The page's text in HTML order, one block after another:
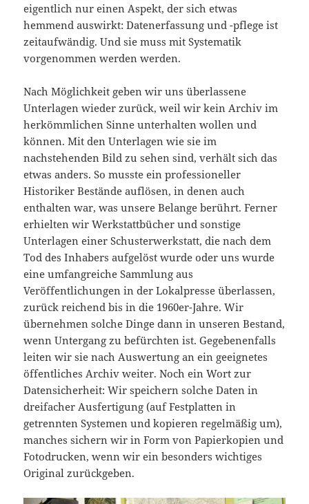
eigentlich nur einen Aspekt, der sich etwas
hemmend auswirkt: Datenerfassung und -pflege ist
zeitaufwändig. Und sie muss mit Systematik
vorgenommen werden werden.
Nach Möglichkeit geben wir uns überlassene
Unterlagen wieder zurück, weil wir kein Archiv im
herkömmlichen Sinne unterhalten wollen und
können. Mit den Unterlagen wie sie im
nachstehenden Bild zu sehen sind, verhält sich das
etwas anders. So musste ein professioneller
Historiker Bestände auflösen, in denen auch
enthalten war, was unsere Belange berührt. Ferner
erhielten wir Werkstattbücher und sonstige
Unterlagen einer Schusterwerkstatt, die nach dem
Tod des Inhabers aufgelöst wurde oder uns wurde
eine umfangreiche Sammlung aus
Veröffentlichungen in der Lokalpresse überlassen,
zurück reichend bis in die 1960er-Jahre. Wir
übernehmen solche Dinge dann in unseren Bestand,
wenn Untergang zu befürchten ist. Gegebenenfalls
leiten wir sie nach Auswertung an ein geeignetes
öffentliches Archiv weiter. Noch ein Wort zur
Datensicherheit: Wir speichern solche Daten in
dreifacher Ausfertigung (auf Festplatten in
getrennten Systemen und kopieren regelmäßig um),
manches sichern wir in Form von Papierkopien und
Fotodrucken, wenn wir ein besonders wichtiges
Original zurückgeben.